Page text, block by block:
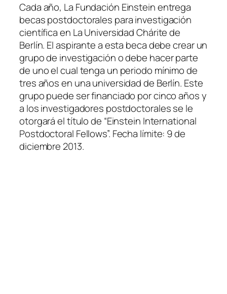
Cada año, La Fundación Einstein entrega
becas postdoctorales para investigación
científica en La Universidad Chárite de
Berlín. El aspirante a esta beca debe crear un
grupo de investigación o debe hacer parte
de uno el cual tenga un periodo mínimo de
tres años en una universidad de Berlín. Este
grupo puede ser financiado por cinco años y
a los investigadores postdoctorales se le
otorgará el título de “Einstein International
Postdoctoral Fellows”. Fecha límite: 9 de
diciembre 2013.